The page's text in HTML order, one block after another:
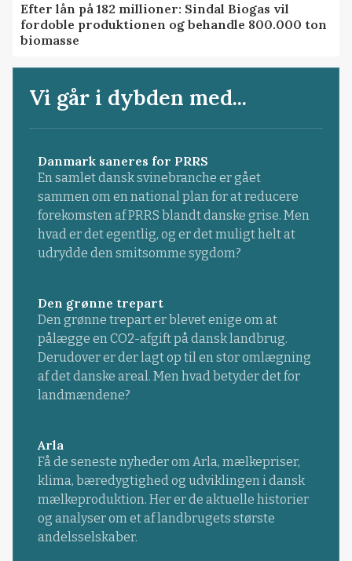
Efter lån på 182 millioner: Sindal Biogas vil
fordoble produktionen og behandle 800.000 ton
biomasse
Vi går i dybden med...
Danmark saneres for PRRS
En samlet dansk svinebranche er gået
sammen om en national plan for at reducere
forekomsten af PRRS blandt danske grise. Men
hvad er det egentlig, og er det muligt helt at
udrydde den smitsomme sygdom?
Den grønne trepart
Den grønne trepart er blevet enige om at
pålægge en CO2-afgift på dansk landbrug.
Derudover er der lagt op til en stor omlægning
af det danske areal. Men hvad betyder det for
landmændene?
Arla
Få de seneste nyheder om Arla, mælkepriser,
klima, bæredygtighed og udviklingen i dansk
mælkeproduktion. Her er de aktuelle historier
og analyser om et af landbrugets største
andelsselskaber.